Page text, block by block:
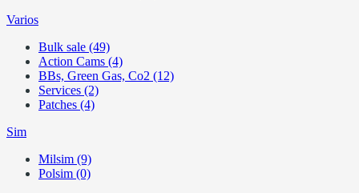
Varios
Bulk sale (49)
Action Cams (4)
BBs, Green Gas, Co2 (12)
Services (2)
Patches (4)
Sim
Milsim (9)
Polsim (0)